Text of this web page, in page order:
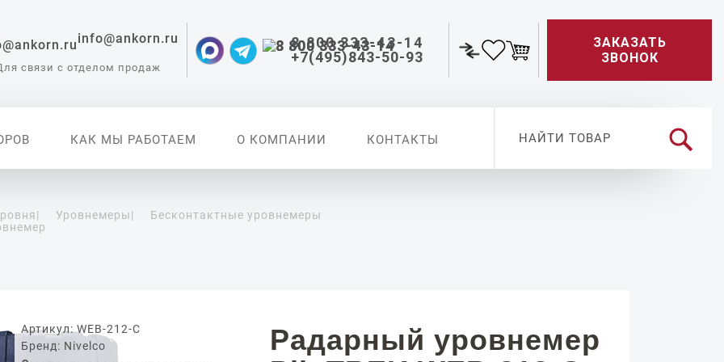
info@ankorn.ru
связи с отделом продаж
8 800 333-43-14
+7(495)843-50-93
ЗАКАЗАТЬ
ЗВОНОК
КАК МЫ РАБОТАЕМ О КОМПАНИИ КОНТАКТЫ
для
| Уровнемеры|
Бесконтактные уровнемеры
Артикул: WEB-212-C
Бренд: Nivelco
Радарный уровнемер